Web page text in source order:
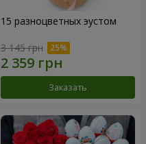
15 разноцветных эустом
3 145 грн
Заказать